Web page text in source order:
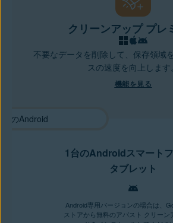
クリーンアップ プレ
不要なデータを削除して、保存領域
スの速度を向上します。
機能を見る
1台のAndroidスマート
タブレット
Android専用バージョンの場合は、
ストアから無料のアバスト クリーン